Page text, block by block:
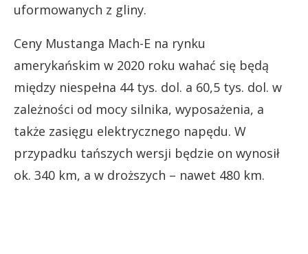
uformowanych z gliny.
Ceny Mustanga Mach-E na rynku
amerykańskim w 2020 roku wahać się będą
między niespełna 44 tys. dol. a 60,5 tys. dol. w
zależności od mocy silnika, wyposażenia, a
także zasięgu elektrycznego napędu. W
przypadku tańszych wersji będzie on wynosił
ok. 340 km, a w droższych – nawet 480 km.